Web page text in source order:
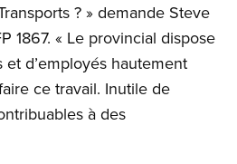
? » demande Steve
1867. « Le provincial dispose
d’employés hautement
ce travail. Inutile de
à des